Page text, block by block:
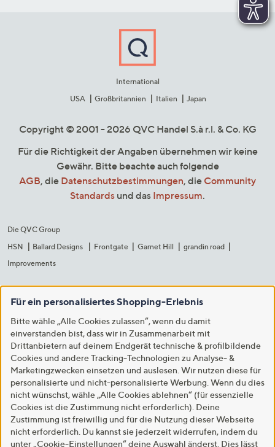
International
USA
Großbritannien Italien Japan
Copyright © 2001 - 2026 QVC Handel S.à r.l. & Co. KG
Für die Richtigkeit der Angaben übernehmen wir keine
Gewähr. Bitte beachte auch folgende
AGB, die Datenschutzbestimmungen, die Community
Standards und das Impressum.
Die QVC Group
HSN
Ballard Designs Frontgate Garnet Hill
grandin road
Improvements
Für ein personalisiertes Shopping-Erlebnis
Bitte wähle „Alle Cookies zulassen“, wenn du damit
einverstanden bist, dass wir in Zusammenarbeit mit
Drittanbietern auf deinem Endgerät technische & profilbildende
Cookies und andere Tracking-Technologien zu Analyse- &
Marketingzwecken einsetzen und auslesen. Wir nutzen diese für
personalisierte und nicht-personalisierte Werbung. Wenn du dies
nicht wünschst, wähle „Alle Cookies ablehnen“ (für essenzielle
Cookies ist die Zustimmung nicht erforderlich). Deine
Zustimmung ist freiwillig und für die Nutzung dieser Webseite
nicht erforderlich. Du kannst sie jederzeit widerrufen, indem du
unter „Cookie-Einstellungen“ deine Auswahl änderst. Dies lässt